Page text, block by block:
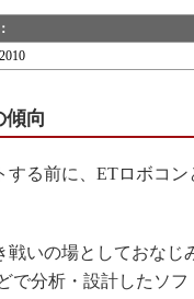
傾向
る前に、ETロボコ
いの場としておなじ
で分析・設計したソ